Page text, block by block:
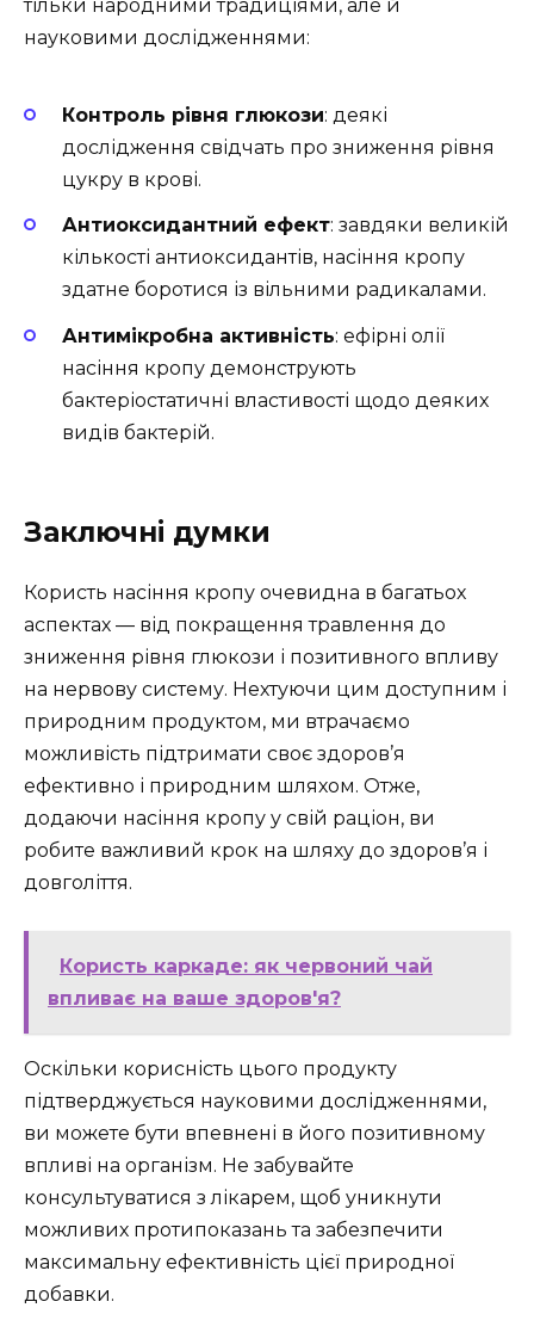
тільки народними традиціями, але й
науковими дослідженнями:
Контроль рівня глюкози: деякі
дослідження свідчать про зниження рівня
цукру в крові.
Антиоксидантний ефект: завдяки великій
кількості антиоксидантів, насіння кропу
здатне боротися із вільними радикалами.
Антимікробна активність: ефірні олії
насіння кропу демонструють
бактеріостатичні властивості щодо деяких
видів бактерій.
Заключні думки
Користь насіння кропу очевидна в багатьох
аспектах — від покращення травлення до
зниження рівня глюкози і позитивного впливу
на нервову систему. Нехтуючи цим доступним і
природним продуктом, ми втрачаємо
можливість підтримати своє здоров’я
ефективно і природним шляхом. Отже,
додаючи насіння кропу у свій раціон, ви
робите важливий крок на шляху до здоров’я і
довголіття.
Користь каркаде: як червоний чай
впливає на ваше здоров'я?
Оскільки корисність цього продукту
підтверджується науковими дослідженнями,
ви можете бути впевнені в його позитивному
впливі на організм. Не забувайте
консультуватися з лікарем, щоб уникнути
можливих протипоказань та забезпечити
максимальну ефективність цієї природної
добавки.